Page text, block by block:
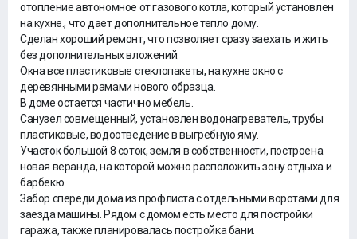
отопление автономное от газового котла, который установлен
на кухне., что дает дополнительное тепло дому.
Сделан хороший ремонт, что позволяет сразу заехать и жить
без дополнительных вложений.
Окна все пластиковые стеклопакеты, на кухне окно с
деревянными рамами нового образца.
В доме остается частично мебель.
Санузел совмещенный, установлен водонагреватель, трубы
пластиковые, водоотведение в выгребную яму.
Участок большой 8 соток, земля в собственности, построена
новая веранда, на которой можно расположить зону отдыха и
барбекю.
Забор спереди дома из профлиста с отдельными воротами для
заезда машины. Рядом с домом есть место для постройки
гаража, также планировалась постройка бани.